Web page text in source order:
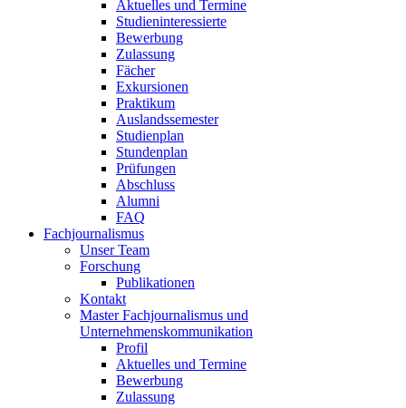
Aktuelles und Termine
Studieninteressierte
Bewerbung
Zulassung
Fächer
Exkursionen
Praktikum
Auslandssemester
Studienplan
Stundenplan
Prüfungen
Abschluss
Alumni
FAQ
Fachjournalismus
Unser Team
Forschung
Publikationen
Kontakt
Master Fachjournalismus und
Unternehmenskommunikation
Profil
Aktuelles und Termine
Bewerbung
Zulassung